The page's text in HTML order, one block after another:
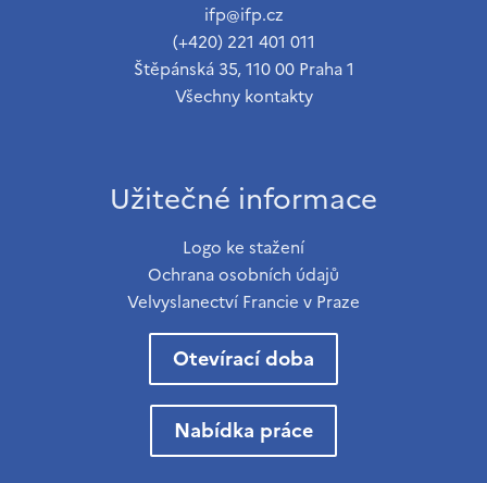
ifp@ifp.cz
(+420) 221 401 011
Štěpánská 35, 110 00 Praha 1
Všechny kontakty
Užitečné informace
Logo ke stažení
Ochrana osobních údajů
Velvyslanectví Francie v Praze
Otevírací doba
Nabídka práce